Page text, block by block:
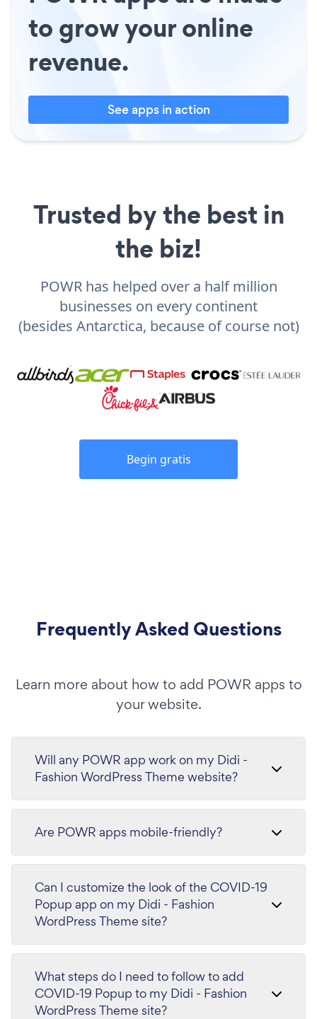
to grow your online
revenue.
See apps in action
Trusted by the best in
the biz!
POWR has helped over a half million
businesses on every continent
(besides Antarctica, because of course not)
Begin gratis
Frequently Asked Questions
Learn more about how to add POWR apps to
your website.
Will any POWR app work on my Didi -
Fashion WordPress Theme website?
Are POWR apps mobile-friendly?
Can I customize the look of the COVID-19
Popup app on my Didi - Fashion
WordPress Theme site?
What steps do I need to follow to add
COVID-19 Popup to my Didi - Fashion
WordPress Theme site?